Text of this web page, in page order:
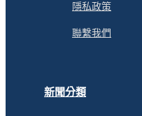
隱私政策
聯繫我們
新聞分類